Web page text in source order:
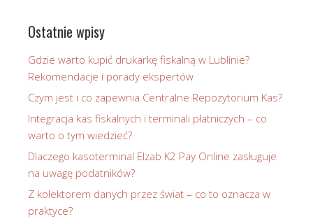
Ostatnie wpisy
Gdzie warto kupić drukarkę fiskalną w Lublinie?
Rekomendacje i porady ekspertów
Czym jest i co zapewnia Centralne Repozytorium Kas?
Integracja kas fiskalnych i terminali płatniczych – co
warto o tym wiedzieć?
Dlaczego kasoterminal Elzab K2 Pay Online zasługuje
na uwagę podatników?
Z kolektorem danych przez świat – co to oznacza w
praktyce?